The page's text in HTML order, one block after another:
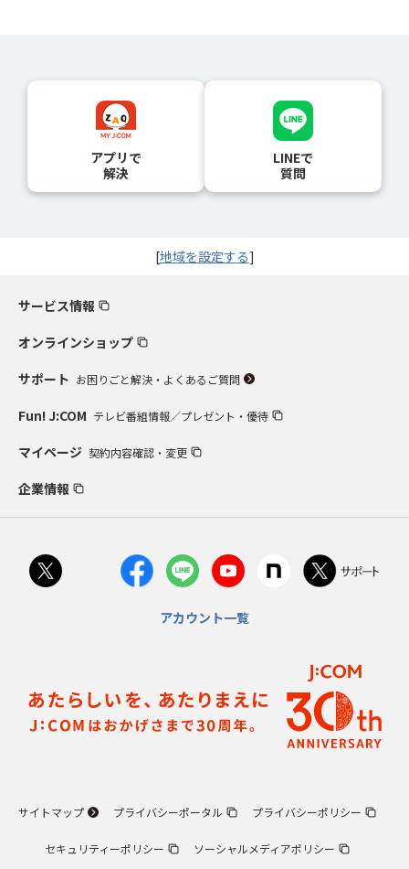
アプリで
解決
LINEで
質問
[地域を設定する]
サービス情報
オンラインショップ
サポート お困りごと解決・よくあるご質問
Fun! J:COM テレビ番組情報／プレゼント・優待
マイページ 契約内容確認・変更
企業情報
アカウント一覧
サイトマップ プライバシーポータル プライバシーポリシー
セキュリティーポリシー ソーシャルメディアポリシー